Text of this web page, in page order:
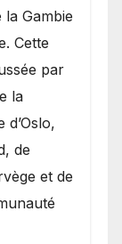
la Gambie
Cette
par
la
de
et de